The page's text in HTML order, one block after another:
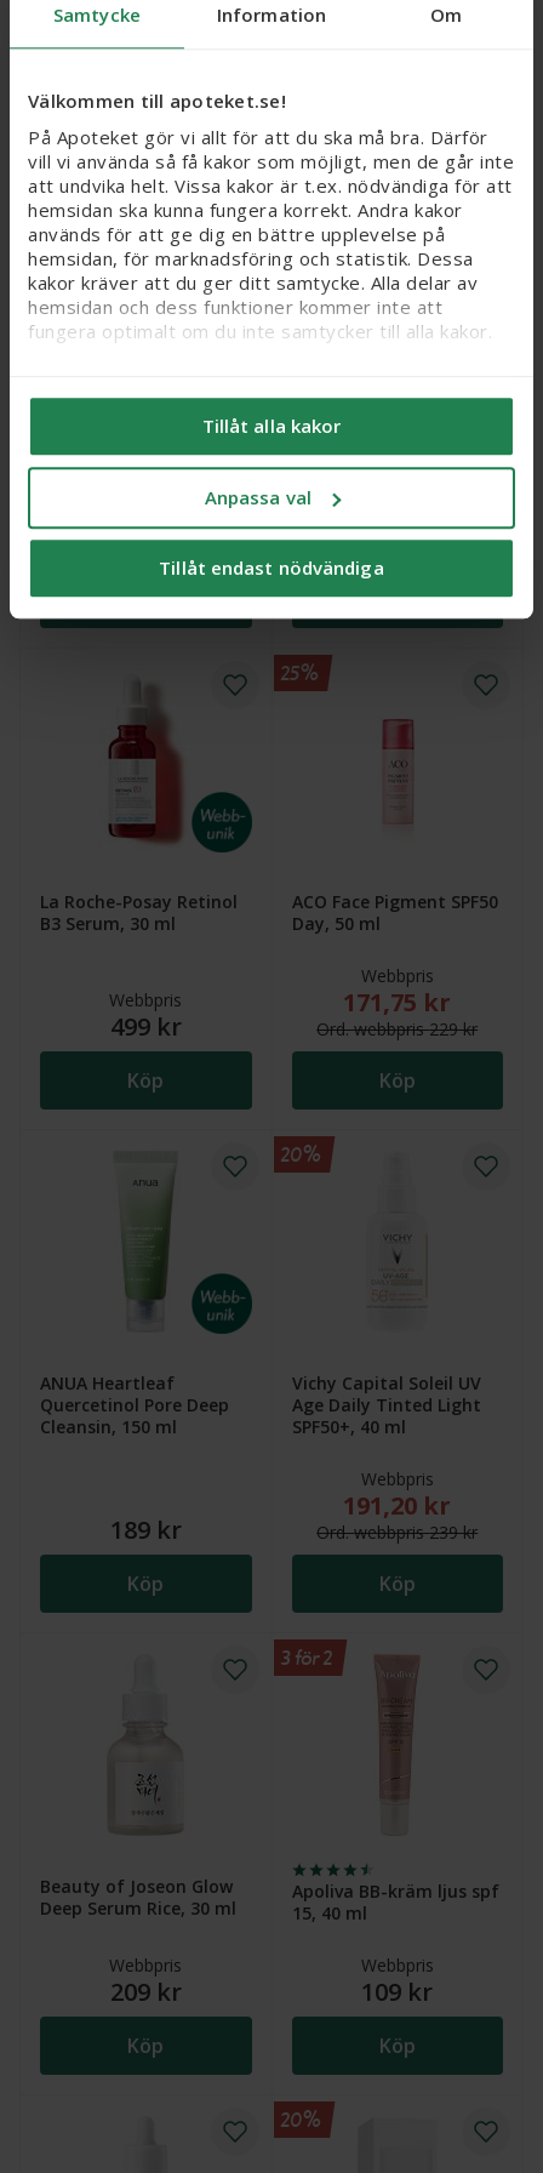
Samtycke Information Om
Välkommen till apoteket.se!
På Apoteket gör vi allt för att du ska må bra. Därför
vill vi använda så få kakor som möjligt, men de går inte
att undvika helt. Vissa kakor är t.ex. nödvändiga för att
hemsidan ska kunna fungera korrekt. Andra kakor
används för att ge dig en bättre upplevelse på
hemsidan, för marknadsföring och statistik. Dessa
kakor kräver att du ger ditt samtycke. Alla delar av
hemsidan och dess funktioner kommer inte att
fungera optimalt om du inte samtycker till alla kakor.
komma att behandlas genom kakor, eftersom vi bl. a.
säljer integritetskänsliga produkter som receptfria
läkemedel och produkter relaterade till hälsostatus
och sex. När du samtycker till kakor samtycker du
också till att känsliga personuppgifter kan behandlas
för samma ändamål.
Du kan ändra/dra tillbaka ditt samtycke och läsa mer
om vilka kakor vi använder under ’Anpassa val’. Läs
mer om kakorhär.
Tillåt alla kakor
Anpassa val
Tillåt endast nödvändiga
299 kr
Köp
Webbpris
ACO Face Bronze Gel N-
93,75 kr
Ord.webbpris125 kr
Köp
25%
Lumene CC Color
Correcting Cream 0.5
Light SPF20, 30 ml
179 kr
Köp
La Roche-Posay Retinol
B3 Serum, 30 ml
Webbpris
499 kr
Köp
ACO Face Pigment SPF50
Day, 50 ml
Webbpris
Nytt reducerat
171,75 kr
Ord.webbpris229 kr
Köp
25%
ANUA Heartleaf
Quercetinol Pore Deep
Cleansin, 150 ml
189 kr
Köp
Vichy Capital Soleil UV
Age Daily Tinted Light
SPF50+, 40 ml
Webbpris
Nytt reducerat
191,20 kr
Ord.webbpris239 kr
Köp
20%
Beauty of Joseon Glow
Deep Serum Rice, 30 ml
Webbpris
209 kr
Köp
Apoliva BB-kräm ljus spf
15, 40 ml
Webbpris
109 kr
Köp
3 för 2
20%